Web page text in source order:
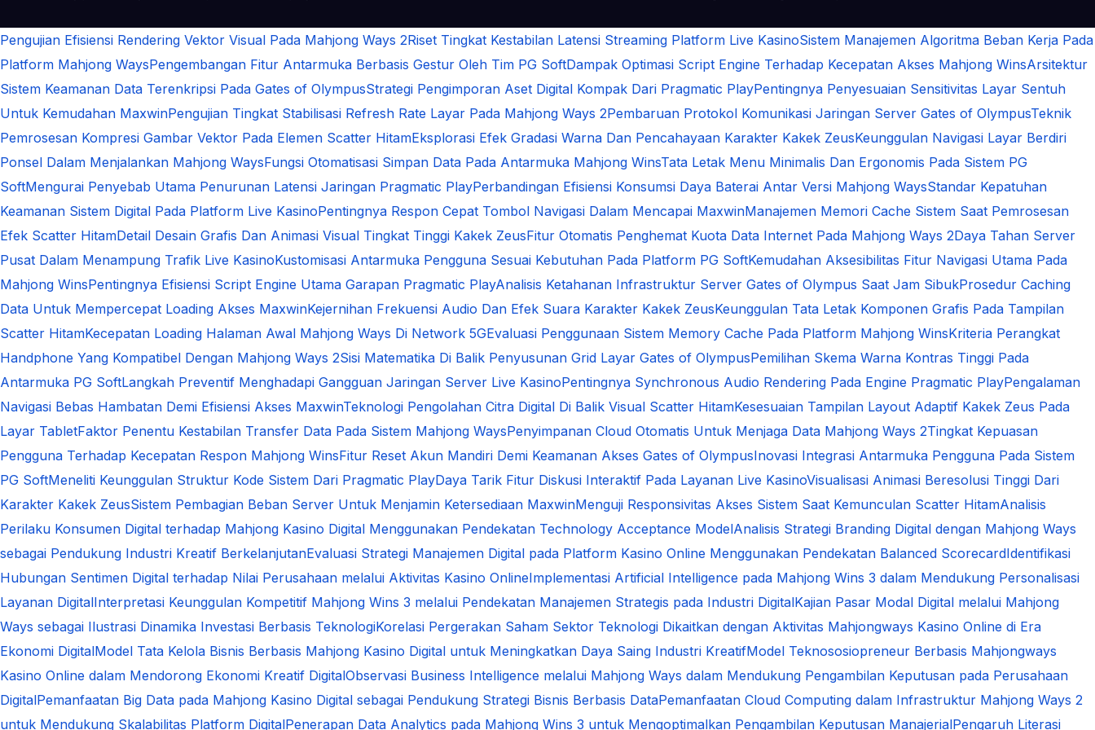
Pengujian Efisiensi Rendering Vektor Visual Pada Mahjong Ways 2Riset Tingkat Kestabilan Latensi Streaming Platform Live KasinoSistem Manajemen Algoritma Beban Kerja Pada
Platform Mahjong WaysPengembangan Fitur Antarmuka Berbasis Gestur Oleh Tim PG SoftDampak Optimasi Script Engine Terhadap Kecepatan Akses Mahjong WinsArsitektur
Sistem Keamanan Data Terenkripsi Pada Gates of OlympusStrategi Pengimporan Aset Digital Kompak Dari Pragmatic PlayPentingnya Penyesuaian Sensitivitas Layar Sentuh
Untuk Kemudahan MaxwinPengujian Tingkat Stabilisasi Refresh Rate Layar Pada Mahjong Ways 2Pembaruan Protokol Komunikasi Jaringan Server Gates of OlympusTeknik
Pemrosesan Kompresi Gambar Vektor Pada Elemen Scatter HitamEksplorasi Efek Gradasi Warna Dan Pencahayaan Karakter Kakek ZeusKeunggulan Navigasi Layar Berdiri
Ponsel Dalam Menjalankan Mahjong WaysFungsi Otomatisasi Simpan Data Pada Antarmuka Mahjong WinsTata Letak Menu Minimalis Dan Ergonomis Pada Sistem PG
SoftMengurai Penyebab Utama Penurunan Latensi Jaringan Pragmatic PlayPerbandingan Efisiensi Konsumsi Daya Baterai Antar Versi Mahjong WaysStandar Kepatuhan
Keamanan Sistem Digital Pada Platform Live KasinoPentingnya Respon Cepat Tombol Navigasi Dalam Mencapai MaxwinManajemen Memori Cache Sistem Saat Pemrosesan
Efek Scatter HitamDetail Desain Grafis Dan Animasi Visual Tingkat Tinggi Kakek ZeusFitur Otomatis Penghemat Kuota Data Internet Pada Mahjong Ways 2Daya Tahan Server
Pusat Dalam Menampung Trafik Live KasinoKustomisasi Antarmuka Pengguna Sesuai Kebutuhan Pada Platform PG SoftKemudahan Aksesibilitas Fitur Navigasi Utama Pada
Mahjong WinsPentingnya Efisiensi Script Engine Utama Garapan Pragmatic PlayAnalisis Ketahanan Infrastruktur Server Gates of Olympus Saat Jam SibukProsedur Caching
Data Untuk Mempercepat Loading Akses MaxwinKejernihan Frekuensi Audio Dan Efek Suara Karakter Kakek ZeusKeunggulan Tata Letak Komponen Grafis Pada Tampilan
Scatter HitamKecepatan Loading Halaman Awal Mahjong Ways Di Network 5GEvaluasi Penggunaan Sistem Memory Cache Pada Platform Mahjong WinsKriteria Perangkat
Handphone Yang Kompatibel Dengan Mahjong Ways 2Sisi Matematika Di Balik Penyusunan Grid Layar Gates of OlympusPemilihan Skema Warna Kontras Tinggi Pada
Antarmuka PG SoftLangkah Preventif Menghadapi Gangguan Jaringan Server Live KasinoPentingnya Synchronous Audio Rendering Pada Engine Pragmatic PlayPengalaman
Navigasi Bebas Hambatan Demi Efisiensi Akses MaxwinTeknologi Pengolahan Citra Digital Di Balik Visual Scatter HitamKesesuaian Tampilan Layout Adaptif Kakek Zeus Pada
Layar TabletFaktor Penentu Kestabilan Transfer Data Pada Sistem Mahjong WaysPenyimpanan Cloud Otomatis Untuk Menjaga Data Mahjong Ways 2Tingkat Kepuasan
Pengguna Terhadap Kecepatan Respon Mahjong WinsFitur Reset Akun Mandiri Demi Keamanan Akses Gates of OlympusInovasi Integrasi Antarmuka Pengguna Pada Sistem
PG SoftMeneliti Keunggulan Struktur Kode Sistem Dari Pragmatic PlayDaya Tarik Fitur Diskusi Interaktif Pada Layanan Live KasinoVisualisasi Animasi Beresolusi Tinggi Dari
Karakter Kakek ZeusSistem Pembagian Beban Server Untuk Menjamin Ketersediaan MaxwinMenguji Responsivitas Akses Sistem Saat Kemunculan Scatter HitamAnalisis
Perilaku Konsumen Digital terhadap Mahjong Kasino Digital Menggunakan Pendekatan Technology Acceptance ModelAnalisis Strategi Branding Digital dengan Mahjong Ways
sebagai Pendukung Industri Kreatif BerkelanjutanEvaluasi Strategi Manajemen Digital pada Platform Kasino Online Menggunakan Pendekatan Balanced ScorecardIdentifikasi
Hubungan Sentimen Digital terhadap Nilai Perusahaan melalui Aktivitas Kasino OnlineImplementasi Artificial Intelligence pada Mahjong Wins 3 dalam Mendukung Personalisasi
Layanan DigitalInterpretasi Keunggulan Kompetitif Mahjong Wins 3 melalui Pendekatan Manajemen Strategis pada Industri DigitalKajian Pasar Modal Digital melalui Mahjong
Ways sebagai Ilustrasi Dinamika Investasi Berbasis TeknologiKorelasi Pergerakan Saham Sektor Teknologi Dikaitkan dengan Aktivitas Mahjongways Kasino Online di Era
Ekonomi DigitalModel Tata Kelola Bisnis Berbasis Mahjong Kasino Digital untuk Meningkatkan Daya Saing Industri KreatifModel Teknososiopreneur Berbasis Mahjongways
Kasino Online dalam Mendorong Ekonomi Kreatif DigitalObservasi Business Intelligence melalui Mahjong Ways dalam Mendukung Pengambilan Keputusan pada Perusahaan
DigitalPemanfaatan Big Data pada Mahjong Kasino Digital sebagai Pendukung Strategi Bisnis Berbasis DataPemanfaatan Cloud Computing dalam Infrastruktur Mahjong Ways 2
untuk Mendukung Skalabilitas Platform DigitalPenerapan Data Analytics pada Mahjong Wins 3 untuk Mengoptimalkan Pengambilan Keputusan ManajerialPengaruh Literasi